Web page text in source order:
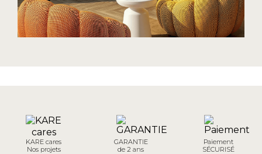
KARE cares
Nos projets
GARANTIE
de 2 ans
Paiement
SÉCURISÉ